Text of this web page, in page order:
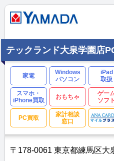
テックランド大泉学園店
家電
Windows
パソコン
iPad
取扱
スマホ・
iPhone買取
おもちゃ
ゲー
ソフト
PC買取
家計相談
窓口
〒178-0061 東京都練馬区大